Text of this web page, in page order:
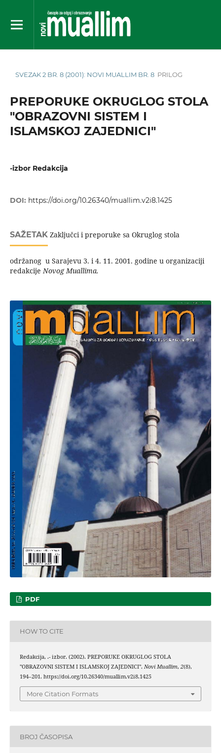
SVEZAK 2 BR. 8 (2001): NOVI MUALLIM BR. 8 PRILOG
PREPORUKE OKRUGLOG STOLA
"OBRAZOVNI SISTEM I
ISLAMSKOJ ZAJEDNICI"
-izbor Redakcija
DOI: https://doi.org/10.26340/muallim.v2i8.1425
SAŽETAKZaključci i preporuke sa Okruglog stola
održanog u Sarajevu 3. i 4. 11. 2001. godine u organizaciji
redakcijeNovog Muallima.
PDF
HOW TO CITE
Redakcija, .- izbor. (2002). PREPORUKE OKRUGLOG STOLA
"OBRAZOVNI SISTEM I ISLAMSKOJ ZAJEDNICI". Novi Muallim, 2(8),
194–201. https://doi.org/10.26340/muallim.v2i8.1425
More Citation Formats
BROJ ČASOPISA